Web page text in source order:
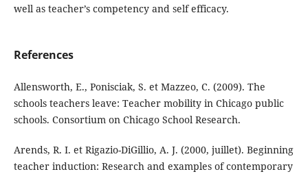
well as teacher’s competency and self efficacy.
References
Allensworth, E., Ponisciak, S. et Mazzeo, C. (2009). The
schools teachers leave: Teacher mobility in Chicago public
schools. Consortium on Chicago School Research.
Arends, R. I. et Rigazio-DiGillio, A. J. (2000, juillet). Beginning
teacher induction: Research and examples of contemporary